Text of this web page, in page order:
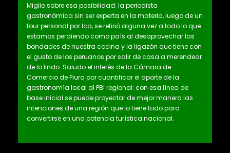
Miglio sobre esa posibilidad: la periodista
gastronómica sin ser experta en la materia, luego de un
tour personal por Ica, se refirió alguna vez a todo lo que
estamos perdiendo como país al desaprovechar las
bondades de nuestra cocina y la ligazón que tiene con
el gusto de los peruanos por salir de casa a merendear
de lo lindo. Saludo el interés de la Cámara de
Comercio de Piura por cuantificar el aporte de la
gastronomía local al PBI regional: con esa línea de
base inicial se puede proyectar de mejor manera las
intenciones de una región que lo tiene todo para
convertirse en una potencia turística nacional.